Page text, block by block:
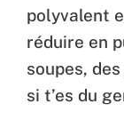
polyvalent
réduire en
soupes,
si t’es du